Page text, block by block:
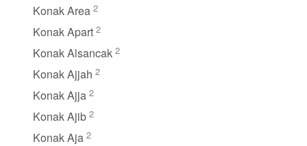
Konak Area 2
Konak Apart 2
Konak Alsancak 2
Konak Ajjah 2
Konak Ajja 2
Konak Ajib 2
Konak Aja 2